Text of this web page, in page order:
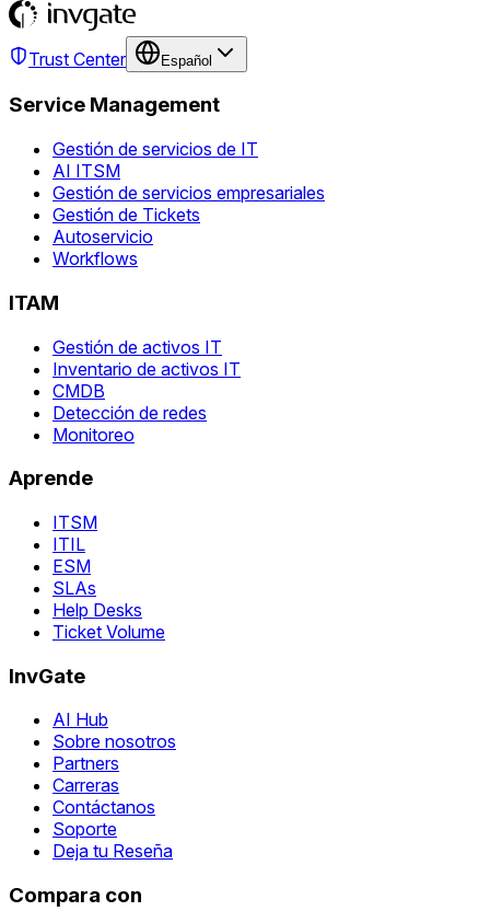
Trust Center Español
Service Management
Gestión de servicios de IT
AI ITSM
Gestión de servicios empresariales
Gestión de Tickets
Autoservicio
Workflows
ITAM
Gestión de activos IT
Inventario de activos IT
CMDB
Detección de redes
Monitoreo
Aprende
ITSM
ITIL
ESM
SLAs
Help Desks
Ticket Volume
InvGate
AI Hub
Sobre nosotros
Partners
Carreras
Contáctanos
Soporte
Deja tu Reseña
Compara con